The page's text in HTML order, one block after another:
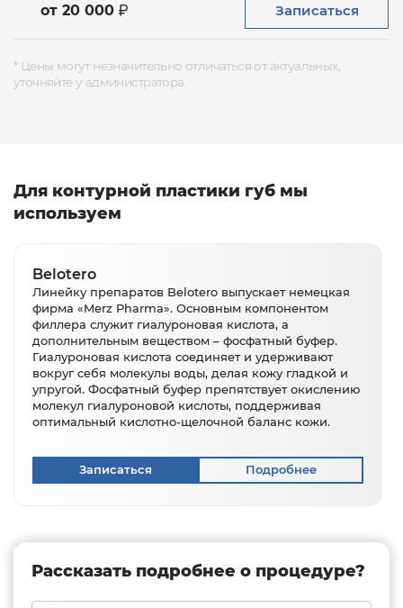
от 20 000 Записаться
* Цены могут незначительно отличаться от актуальных,
уточняйте у администратора.
Для контурной пластики губ мы
используем
Belotero
Линейку препаратов Belotero выпускает немецкая
фирма «Merz Pharma». Основным компонентом
филлера служит гиалуроновая кислота, а
дополнительным веществом – фосфатный буфер.
Гиалуроновая кислота соединяет и удерживают
вокруг себя молекулы воды, делая кожу гладкой и
упругой. Фосфатный буфер препятствует окислению
молекул гиалуроновой кислоты, поддерживая
оптимальный кислотно-щелочной баланс кожи.
Записаться Подробнее
Рассказать подробнее о процедуре?